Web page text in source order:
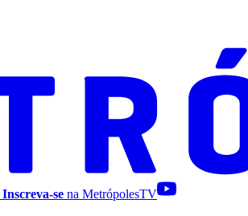
Inscreva-se na MetrópolesTV